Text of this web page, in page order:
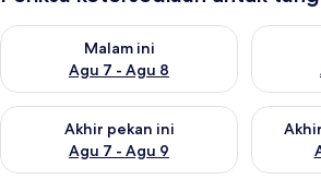
Malam ini
Agu 7 - Agu 8
Periksa ketersediaan untuk malam iniPeriksa
Akhir pekan ini
Agu 7 - Agu 9
Periksa ketersediaan untuk akhir pekan
Periksa